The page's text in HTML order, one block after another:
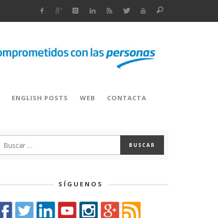
ENGLISH POSTS WEB CONTACTA
SÍGUENOS